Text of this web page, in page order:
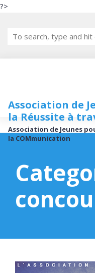
?>
Association de
la Réussite à
Association de Jeunes
la COMmunication